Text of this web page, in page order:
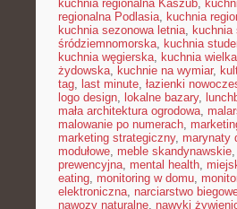
kuchnia regionalna Kaszub,
regionalna Podlasia, kuchnia
kuchnia sezonowa letnia, kuchnia
śródziemnomorska, kuchnia
kuchnia węgierska, kuchnia
żydowska, kuchnie na wymiar,
tag, last minute, łazienki
logo design, lokalne bazary,
mała architektura ogrodowa,
malowanie po numerach,
marketing strategiczny, marynaty
modułowe, meble skandynawskie,
prewencyjna, mental health,
eating, monitoring w domu,
elektroniczna, narciarstwo
nawozy naturalne, nawyki